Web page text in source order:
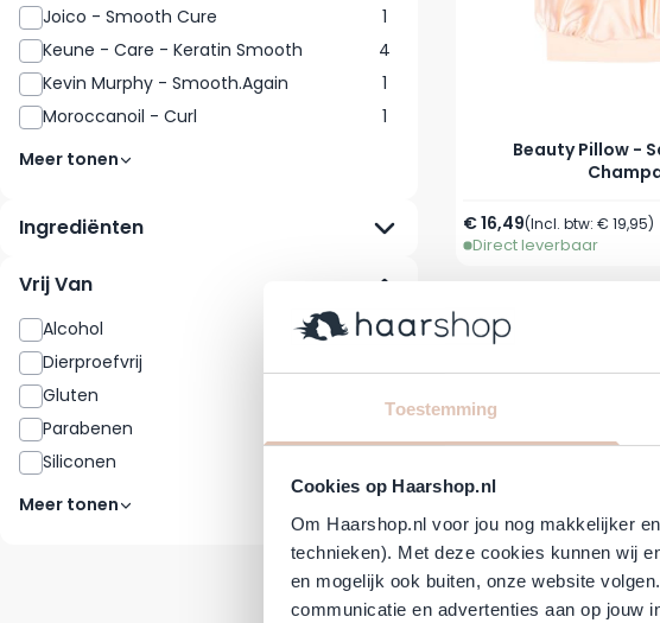
Toestemming
Cookies op Haarshop.nl
Om Haarshop.nl voor jou nog makkelijker
technieken). Met deze cookies kunnen wij
en mogelijk ook buiten, onze website
communicatie en advertenties aan op jouw
Joico - Smooth Cure
1
Keune - Care - Keratin Smooth
4
Kevin Murphy - Smooth.Again
1
Moroccanoil - Curl
1
Meer tonen
Ingrediënten
Vrij Van
Alcohol
3
Dierproefvrij
Gluten
Parabenen
Siliconen
Meer tonen
Beauty Pillow -
€ 16,49(Incl. btw: € 19,95)
Direct leverbaar
Shea Moisture -